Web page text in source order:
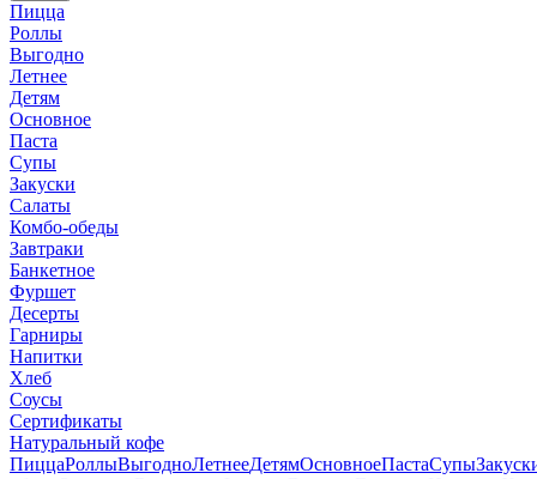
Пицца
Роллы
Выгодно
Летнее
Детям
Основное
Паста
Супы
Закуски
Салаты
Комбо-обеды
Завтраки
Банкетное
Фуршет
Десерты
Гарниры
Напитки
Хлеб
Соусы
Сертификаты
Натуральный кофе
ПиццаРоллыВыгодноЛетнееДетямОсновноеПастаСупы